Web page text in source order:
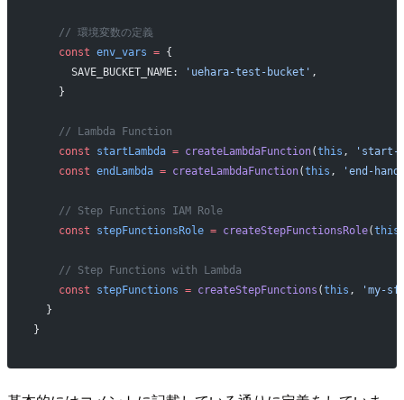
    // 環境変数の定義
    const
env_vars = {
      SAVE_BUCKET_NAME:
'uehara-test-bucket' ,
    }
    // Lambda Function
    const
startLambda = createLambdaFunction(this ,
'start-
    const
endLambda = createLambdaFunction(this , 'end-
    // Step Functions IAM Role
    const
stepFunctionsRole = createStepFunctionsRole(this
    // Step Functions with Lambda
    const
stepFunctions = createStepFunctions (this ,
'my-
  }
}